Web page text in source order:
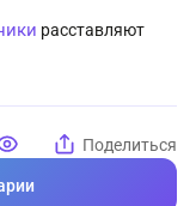
расставляют
Поделиться